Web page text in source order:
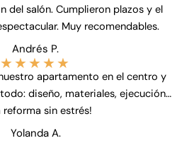
del salón. Cumplieron plazos y el
Muy recomendables.
Andrés P.
★★★★★
apartamento en el centro y
diseño, materiales, ejecución…
reforma sin estrés!
Yolanda A.